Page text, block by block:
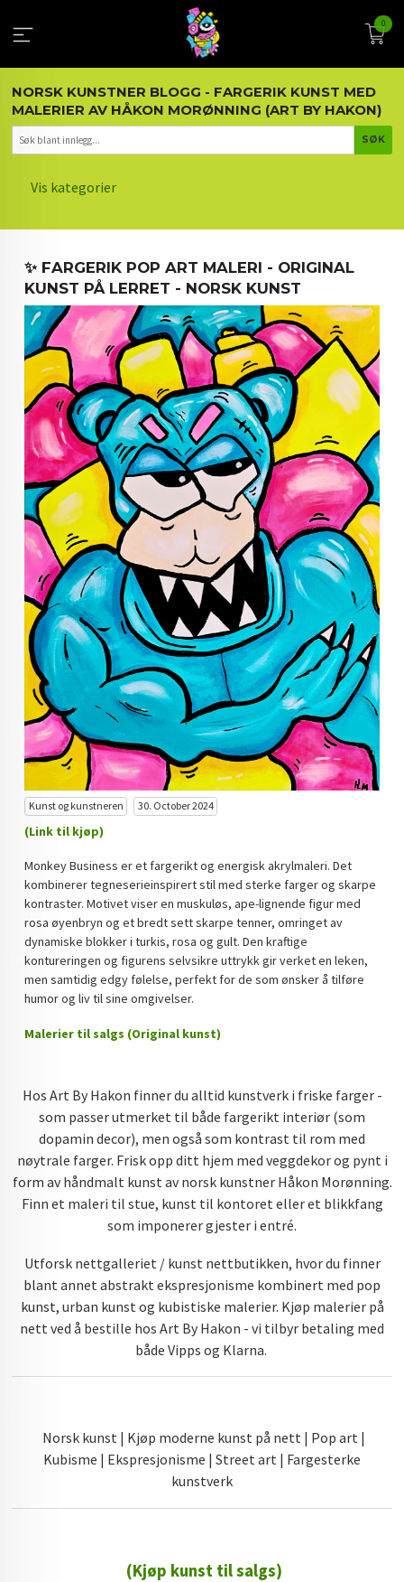
innholdet
0
NORSK KUNSTNER BLOGG - FARGERIK KUNST MED
MALERIER AV HÅKON MORØNNING (ART BY HAKON)
Vis kategorier
KUNST OG KUNSTNEREN
MALERIER BLOGG
ARTIKLER OM KUNST
INTERIØR OG KUNST
KUNST INVESTERING
KUNSTSTILER
FARGETEORI
KJØP KUNST TIL SALGS
POP ART
FARGERIK KUNST
MALERIER TIL SALGS
KUNST
KUNSTNER BLOGG - EN KUNSTNERS DAGBOK
STORE MALERIER TIL STUE
NORSK KUNST
DOPAMIN DECOR NORGE
DOPAMIN DECOR NORGE
✨ FARGERIK POP ART MALERI - ORIGINAL
KUNST PÅ LERRET - NORSK KUNST
Kunst og kunstneren 30. October 2024
(Link til kjøp)
Monkey Business er et fargerikt og energisk akrylmaleri. Det
kombinerer tegneserieinspirert stil med sterke farger og skarpe
kontraster. Motivet viser en muskuløs, ape-lignende figur med
rosa øyenbryn og et bredt sett skarpe tenner, omringet av
dynamiske blokker i turkis, rosa og gult. Den kraftige
kontureringen og figurens selvsikre uttrykk gir verket en leken,
men samtidig edgy følelse, perfekt for de som ønsker å tilføre
humor og liv til sine omgivelser.
Malerier til salgs (Original kunst)
Hos Art By Hakon finner du alltid kunstverk i friske farger -
som passer utmerket til både fargerikt interiør (som
dopamin decor), men også som kontrast til rom med
nøytrale farger. Frisk opp ditt hjem med veggdekor og pynt i
form av håndmalt kunst av norsk kunstner Håkon Morønning.
Finn et maleri til stue, kunst til kontoret eller et blikkfang
som imponerer gjester i entré.
Utforsk nettgalleriet / kunst nettbutikken, hvor du finner
blant annet abstrakt ekspresjonisme kombinert med pop
kunst, urban kunst og kubistiske malerier. Kjøp malerier på
nett ved å bestille hos Art By Hakon - vi tilbyr betaling med
både Vipps og Klarna.
Norsk kunst | Kjøp moderne kunst på nett | Pop art |
Kubisme | Ekspresjonisme | Street art | Fargesterke
kunstverk
(Kjøp kunst til salgs)